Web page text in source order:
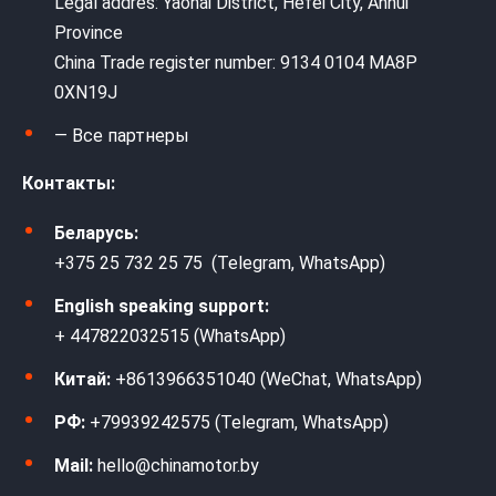
Province
China Trade register number: 9134 0104 MA8P
0XN19J
— Все партнеры
Контакты:
Беларусь:
+375 25 732 25 75 (Telegram, WhatsApp)
English speaking support:
+ 447822032515 (WhatsApp)
Китай: +8613966351040 (WeChat, WhatsApp)
РФ: +79939242575 (Telegram, WhatsApp)
Mail: hello@chinamotor.by